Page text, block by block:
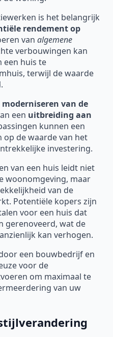
is het belangrijk
rendement op
van algemene
verbouwingen kan
een huis te
terwijl de waarde
moderniseren van de
een uitbreiding aan
kunnen een
op de waarde van het
investering.
van een huis leidt niet
woonomgeving, maar
van de
Potentiële kopers zijn
voor een huis dat
gerenoveerd, wat de
kan verhogen.
een bouwbedrijf en
voor de
om maximaal te
van uw